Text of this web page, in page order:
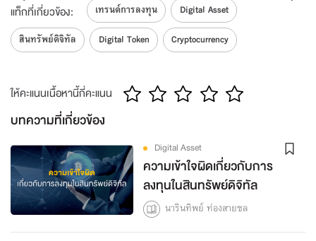
แท็กที่เกี่ยวข้อง: เทรนด์การลงทุน
Digital Asset
สินทรัพย์ดิจิทัล
Digital Token Cryptocurrency
ให้คะแนนเนื้อหานี้กี่คะแนน
บทความที่เกี่ยวข้อง
Digital Asset
ความเข้าใจผิดเกี่ยวกับการ
ลงทุนในสินทรัพย์ดิจิทัล
นารินทิพย์ ท่องสายชล